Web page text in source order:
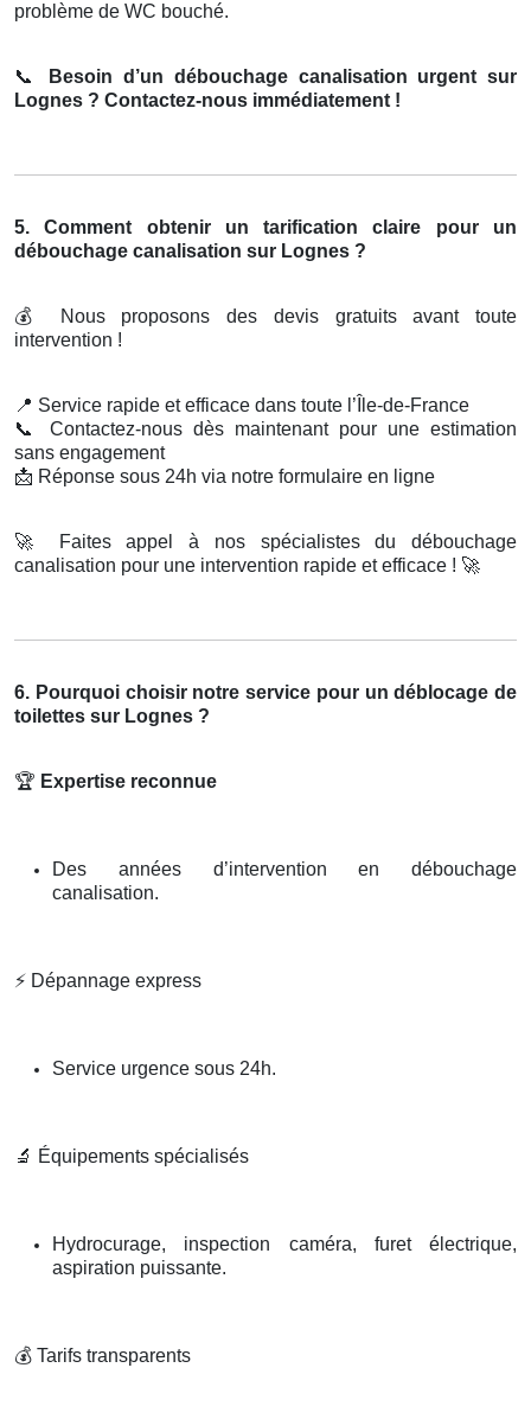
problème de WC bouché.
📞
Besoin d’un débouchage canalisation urgent sur
Lognes ? Contactez-nous immédiatement !
5. Comment obtenir un tarification claire pour un
débouchage canalisation sur Lognes ?
💰
Nous proposons des devis gratuits avant toute
intervention !
📍 Service rapide et efficace dans toute l’Île-de-France
📞
Contactez-nous dès maintenant pour une estimation
sans engagement
📩 Réponse sous 24h via notre formulaire en ligne
🚀
Faites appel à nos spécialistes du débouchage
canalisation pour une intervention rapide et efficace ! 🚀
6. Pourquoi choisir notre service pour un déblocage de
toilettes sur Lognes ?
🏆 Expertise reconnue
Des années d’intervention en débouchage
canalisation.
⚡ Dépannage express
Service urgence sous 24h.
🔬 Équipements spécialisés
Hydrocurage, inspection caméra, furet électrique,
aspiration puissante.
💰 Tarifs transparents